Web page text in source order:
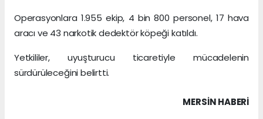
Operasyonlara 1.955 ekip, 4 bin 800 personel, 17 hava
aracı ve 43 narkotik dedektör köpeği katıldı.
Yetkililer, uyuşturucu ticaretiyle mücadelenin
sürdürüleceğini belirtti.
MERSIN HABERİ